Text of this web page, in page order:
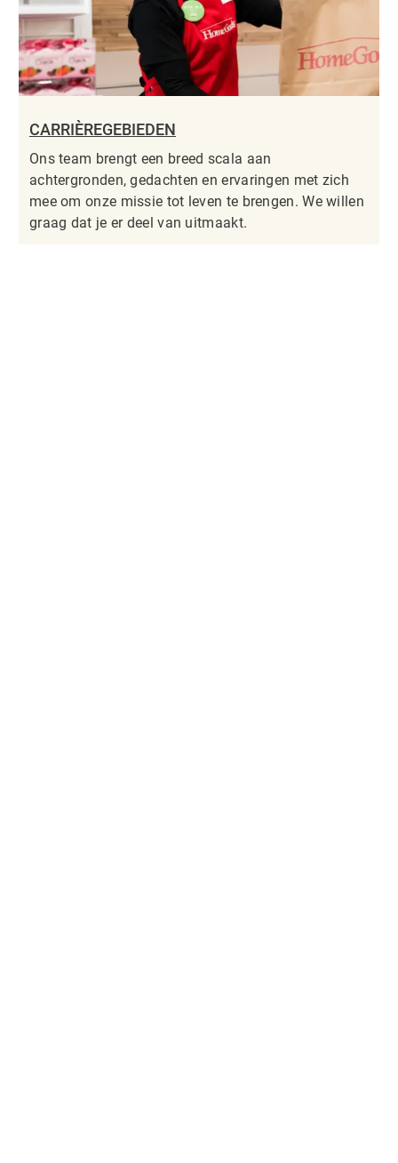
CARRIÈREGEBIEDEN
Ons team brengt een breed scala aan
achtergronden, gedachten en ervaringen met zich
mee om onze missie tot leven te brengen. We willen
graag dat je er deel van uitmaakt.